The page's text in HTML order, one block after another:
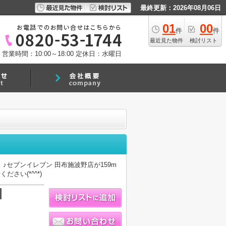
最終更新：2026年08月06日
01件
最近見た物件
00件
検討リスト
営業時間：10:00～18:00 定休日：水曜日
セブンイレブン 田布施波野店が159m
ださい(*^^*)